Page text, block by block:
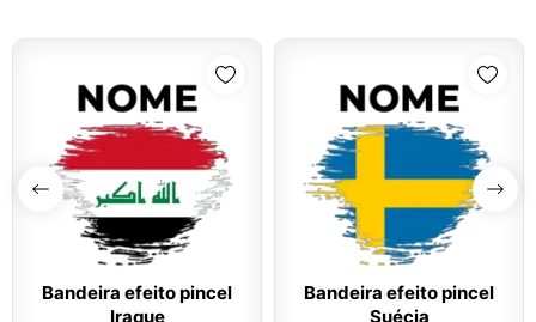
Bandeira efeito pincel
Iraque
Bandeira efeito pincel
Suécia